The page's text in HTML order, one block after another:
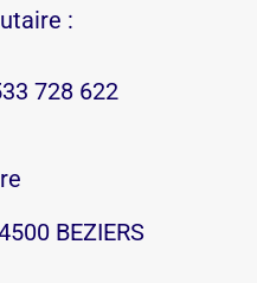
:
728 622
BEZIERS